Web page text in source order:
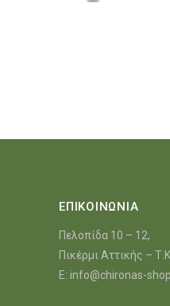
ΕΠΙΚΟΙΝΩΝΙΑ
Πελοπίδα 10 – 12,
Πικέρμι Αττικής –
E: info@chironas-